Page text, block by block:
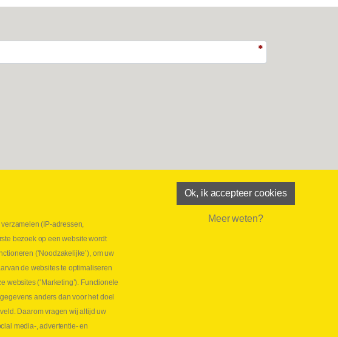
⏳ Laatste maand Webtec-promotie!
⏳ Laatste kans voor onze promo
snelkoppelingen!
1 juni 2026
(IP-adressen,
bezoek op een website wordt
(‘Noodzakelijke’), om uw
de websites te optimaliseren
websites (‘Marketing’). Functionele
anders dan voor het doel
Daarom vragen wij altijd uw
media-, advertentie- en
Ok, ik accepteer cookies
Meer weten?